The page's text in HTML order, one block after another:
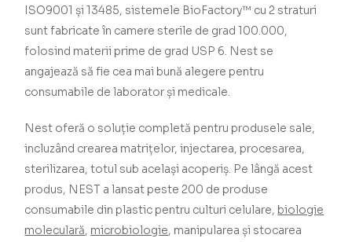
ISO9001 și 13485, sistemele BioFactory™ cu 2 straturi
sunt fabricate în camere sterile de grad 100.000,
folosind materii prime de grad USP 6. Nest se
angajează să fie cea mai bună alegere pentru
consumabile de laborator și medicale.
Nest oferă o soluție completă pentru produsele sale,
incluzând crearea matrițelor, injectarea, procesarea,
sterilizarea, totul sub același acoperiș. Pe lângă acest
produs, NEST a lansat peste 200 de produse
consumabile din plastic pentru culturi celulare, biologie
moleculară, microbiologie, manipularea și stocarea